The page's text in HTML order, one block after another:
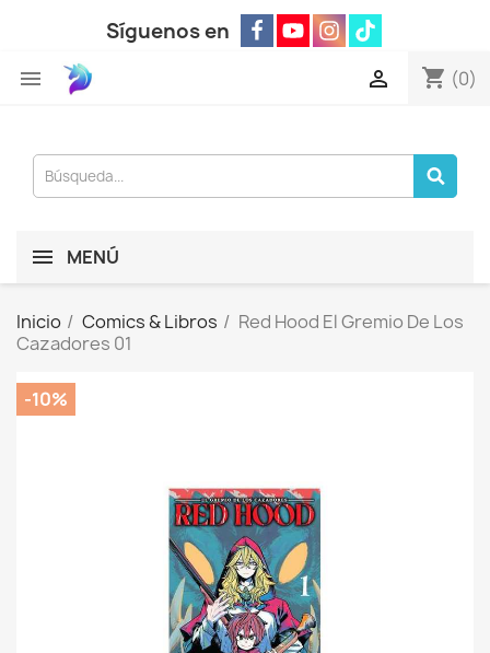
Síguenos en
 shopping_cart (0)

MENÚ
Inicio Comics & Libros
Red Hood El Gremio De Los
Cazadores 01
-10%